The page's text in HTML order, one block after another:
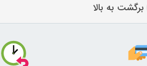
برگشت به بالا